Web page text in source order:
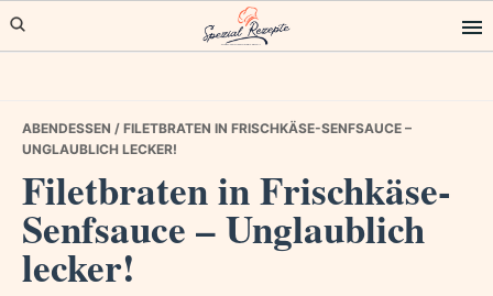
Skip
to
Skip
to
Skip
to
ABENDESSEN / FILETBRATEN IN FRISCHKÄSE-SENFSAUCE –
UNGLAUBLICH LECKER!
Filetbraten in Frischkäse-
Senfsauce – Unglaublich
lecker!